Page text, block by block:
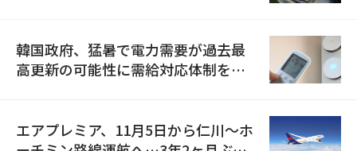
韓国政府、猛暑で電力需要が過去最
高更新の可能性に需給対応体制を点
エアプレミア、11月5日から仁川〜ホ